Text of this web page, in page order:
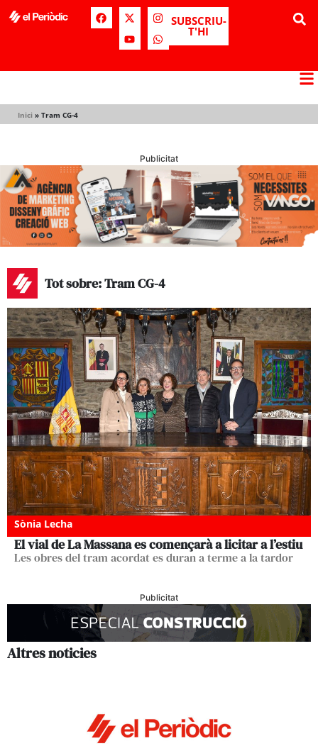
SUBSCRIU-
T'HI
Inici » Tram CG-4
Publicitat
Tot sobre: Tram CG-4
Sònia Lecha
El vial de La Massana es començarà a licitar a l’estiu
Les obres del tram acordat es duran a terme a la tardor
Publicitat
Altres noticies